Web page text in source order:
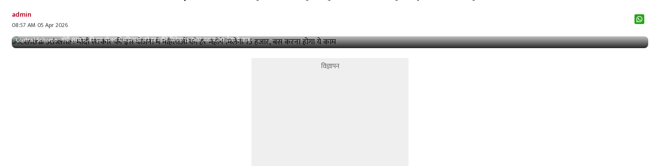
admin
08:57 AM 05 Apr 2026
Central Scheme : मोदी सरकार की इस योजना में महिलाओं को हर महीने मिलेगा 15 हजार, बस करना होगा ये काम
विज्ञापन